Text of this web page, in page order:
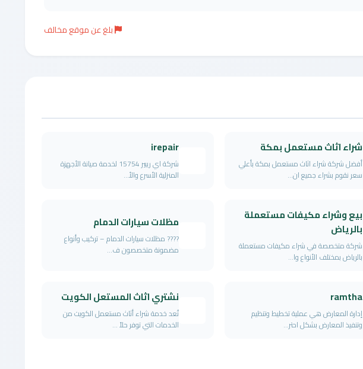
بلغ عن موقع مخالف
شراء اثاث مستعمل بمكة
أفضل شركة شراء اثاث مستعمل بمكة بأعلي
سعر نقوم بشراء جميع ان...
irepair
شركة اي ريبير 15754 لخدمة صيانة الأجهزة
المنزلية الأسرع والأ...
بيع وشراء مكيفات مستعملة
بالرياض
شركة متخصصة في شراء مكيفات مستعملة
بالرياض بمختلف الأنواع وا...
مظلات سيارات الدمام
???? مظلات سيارات الدمام – تركيب وأنواع
مضمونة متخصصون ف...
ramtha
إدارة المعارض هي عملية تخطيط وتنظيم
وتنفيذ المعارض بشكل احتر...
نشتري اثاث المستعل الكويت
تُعد خدمة شراء أثاث مستعمل الكويت من
الخدمات التي توفر حلاً ...